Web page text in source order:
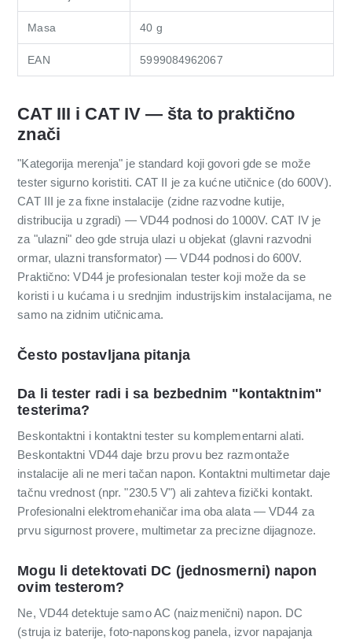
Masa 40 g
EAN 5999084962067
CAT III i CAT IV — šta to praktično
znači
"Kategorija merenja" je standard koji govori gde se može
tester sigurno koristiti. CAT II je za kućne utičnice (do 600V).
CAT III je za fixne instalacije (zidne razvodne kutije,
distribucija u zgradi) — VD44 podnosi do 1000V. CAT IV je
za "ulazni" deo gde struja ulazi u objekat (glavni razvodni
ormar, ulazni transformator) — VD44 podnosi do 600V.
Praktično: VD44 je profesionalan tester koji može da se
koristi i u kućama i u srednjim industrijskim instalacijama, ne
samo na zidnim utičnicama.
Često postavljana pitanja
Da li tester radi i sa bezbednim "kontaktnim"
testerima?
Beskontaktni i kontaktni tester su komplementarni alati.
Beskontaktni VD44 daje brzu provu bez razmontaže
instalacije ali ne meri tačan napon. Kontaktni multimetar daje
tačnu vrednost (npr. "230.5 V") ali zahteva fizički kontakt.
Profesionalni elektromehaničar ima oba alata — VD44 za
prvu sigurnost provere, multimetar za precizne dijagnoze.
Mogu li detektovati DC (jednosmerni) napon
ovim testerom?
Ne, VD44 detektuje samo AC (naizmenični) napon. DC
(struja iz baterije, foto-naponskog panela, izvor napajanja